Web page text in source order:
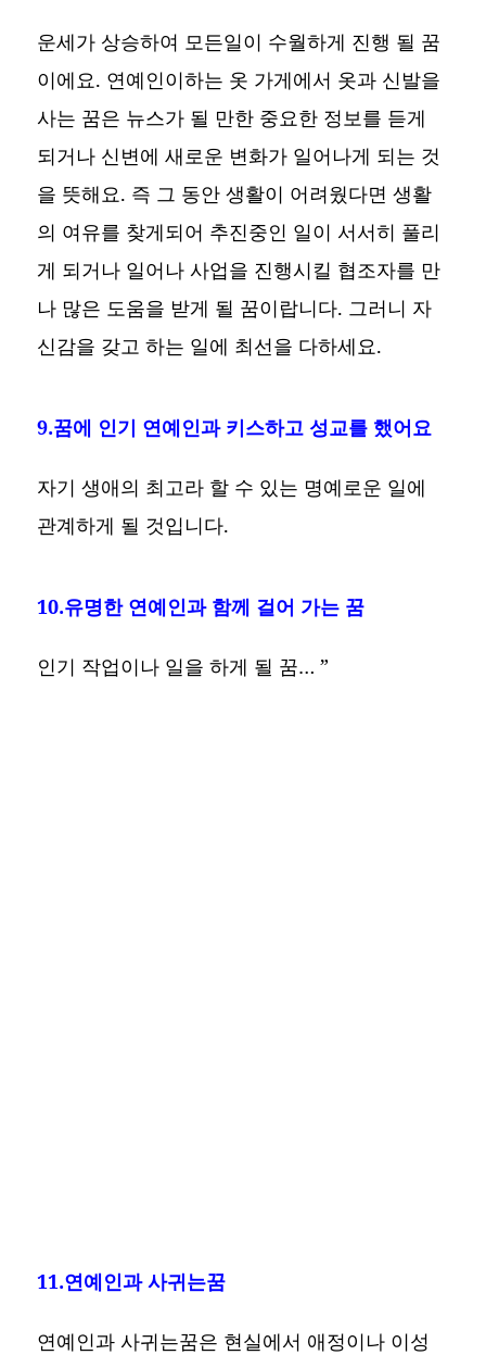
운세가 상승하여 모든일이 수월하게 진행 될 꿈
이에요. 연예인이하는 옷 가게에서 옷과 신발을
사는 꿈은 뉴스가 될 만한 중요한 정보를 듣게
되거나 신변에 새로운 변화가 일어나게 되는 것
을 뜻해요. 즉 그 동안 생활이 어려웠다면 생활
의 여유를 찾게되어 추진중인 일이 서서히 풀리
게 되거나 일어나 사업을 진행시킬 협조자를 만
나 많은 도움을 받게 될 꿈이랍니다. 그러니 자
신감을 갖고 하는 일에 최선을 다하세요.
9.꿈에 인기 연예인과 키스하고 성교를 했어요
자기 생애의 최고라 할 수 있는 명예로운 일에
관계하게 될 것입니다.
10.유명한 연예인과 함께 걸어 가는 꿈
인기 작업이나 일을 하게 될 꿈… ”
11.연예인과 사귀는꿈
연예인과 사귀는꿈은 현실에서 애정이나 이성